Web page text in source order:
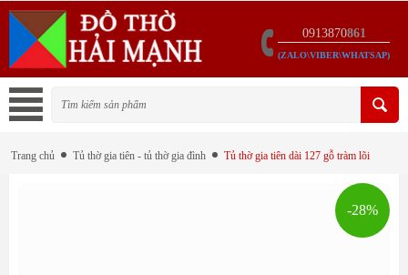
0913870861
(ZALO\VIBER\WHATSAP)
Trang chủ Tủ thờ gia tiên - tủ thờ gia đình Tủ thờ gia tiên dài 127 gỗ tràm lõi
-28%